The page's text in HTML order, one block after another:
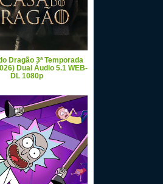
Dragão 3ª Temporada
Dual Áudio 5.1 WEB-
DL 1080p